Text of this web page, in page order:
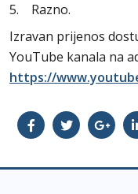
5. Razno.
Izravan prijenos
YouTube kanala na
https://